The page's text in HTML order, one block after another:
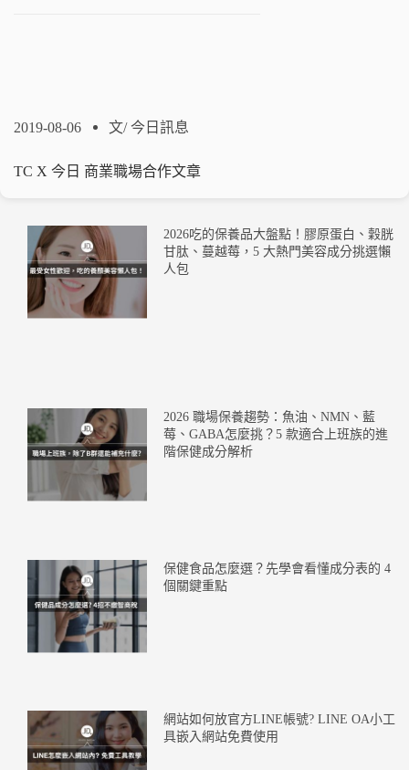
2019-08-06 文/今日訊息
TC X 今日 商業職場合作文章
2026吃的保養品大盤點！膠原蛋白、穀胱
甘肽、蔓越莓，5 大熱門美容成分挑選懶
人包
2026 職場保養趨勢：魚油、NMN、藍
莓、GABA怎麼挑？5 款適合上班族的進
階保健成分解析
保健食品怎麼選？先學會看懂成分表的 4
個關鍵重點
網站如何放官方LINE帳號? LINE OA小工
具嵌入網站免費使用